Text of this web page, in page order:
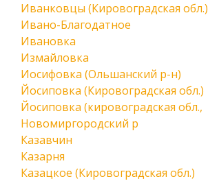
Иванковцы (Кировоградская обл.)
Ивано-Благодатное
Ивановка
Измайловка
Иосифовка (Ольшанский р-н)
Йосиповка (Кировоградская обл.)
Йосиповка (кировоградская обл.,
Новомиргородский р
Казавчин
Казарня
Казацкое (Кировоградская обл.)